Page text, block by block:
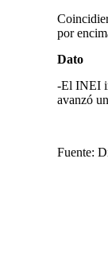
por
Dato
-El INEI
avanzó
Fuente: